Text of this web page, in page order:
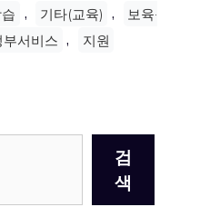
, 기타(교육) ,
보육·
부서비스 , 지원
검
색